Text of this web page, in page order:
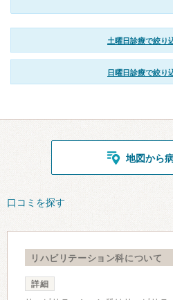
土曜日診療で絞り
日曜日診療で絞り
地図から
口コミを探す
リハビリテーション科について
詳細